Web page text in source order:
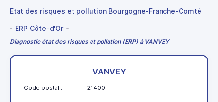
Etat des risques et pollution Bourgogne-Franche-Comté
ERP Côte-d'Or
Diagnostic état des risques et pollution (ERP) à VANVEY
VANVEY
Code postal : 21400